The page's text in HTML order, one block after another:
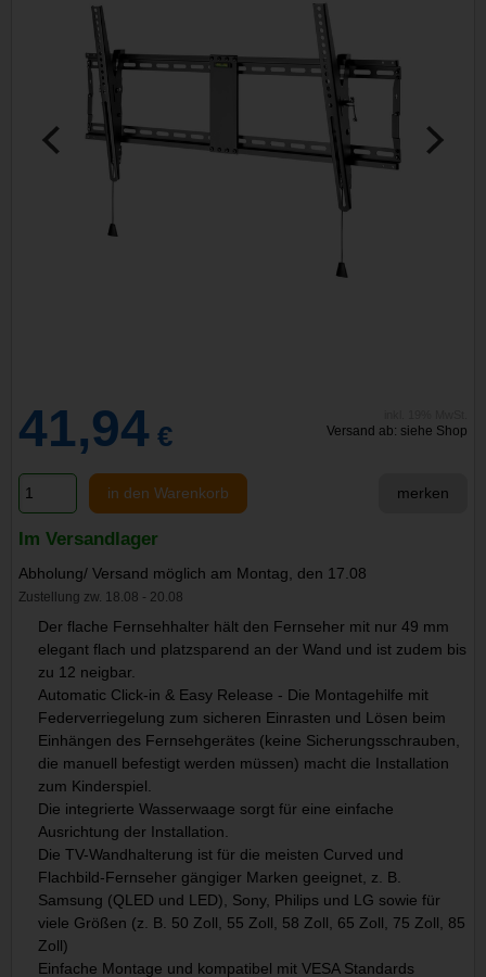
41,94 € Versand ab: siehe Shop
in den Warenkorb merken
Im Versandlager
Abholung/ Versand möglich am Montag, den 17.08
Zustellung zw. 18.08 - 20.08
Der flache Fernsehhalter hält den Fernseher mit nur 49 mm
elegant flach und platzsparend an der Wand und ist zudem bis
zu 12 neigbar.
Automatic Click-in & Easy Release - Die Montagehilfe mit
Federverriegelung zum sicheren Einrasten und Lösen beim
Einhängen des Fernsehgerätes (keine Sicherungsschrauben,
die manuell befestigt werden müssen) macht die Installation
zum Kinderspiel.
Die integrierte Wasserwaage sorgt für eine einfache
Ausrichtung der Installation.
Die TV-Wandhalterung ist für die meisten Curved und
Flachbild-Fernseher gängiger Marken geeignet, z. B.
Samsung (QLED und LED), Sony, Philips und LG sowie für
viele Größen (z. B. 50 Zoll, 55 Zoll, 58 Zoll, 65 Zoll, 75 Zoll, 85
Zoll)
Einfache Montage und kompatibel mit VESA Standards